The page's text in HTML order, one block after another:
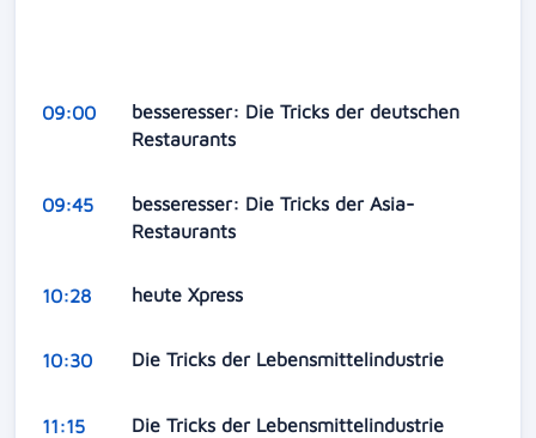
09:00
besseresser: Die Tricks der deutschen
Restaurants
09:45
besseresser: Die Tricks der Asia-
Restaurants
10:28 heute Xpress
10:30 Die Tricks der Lebensmittelindustrie
11:15 Die Tricks der Lebensmittelindustrie